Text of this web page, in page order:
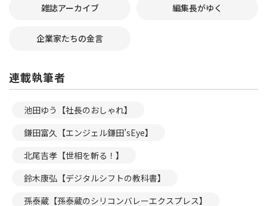
雑誌アーカイブ 編集長がゆく
企業家たちの金言
連載執筆者
池田ゆう【社長のおしゃれ】
鎌田富久【エンジェル鎌田’sEye】
北尾吉孝【世相を斬る！】
鈴木康弘【デジタルシフトの教科書】
孫泰蔵【孫泰蔵のシリコンバレーエクスプレス】